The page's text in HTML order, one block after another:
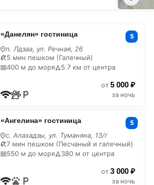
«Данелян» гостиница 5
п. Лдзаа, ул. Речная, 26
5 мин пешком (Галечный)
400 м до моря
5.7 км от центра
от 5 000 ₽
за ночь
«Ангелина» гостиница 5
с. Алахадзы, ул. Туманяна, 13/г
7 мин пешком (Песчаный и галечный)
550 м до моря
380 м от центра
от 3 000 ₽
за ночь